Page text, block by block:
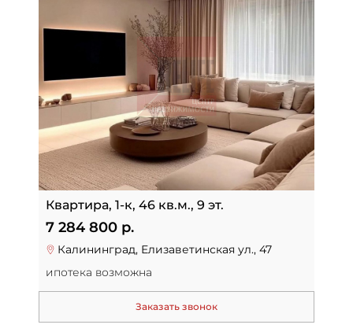
Квартира, 1-к, 46 кв.м., 9 эт.
7 284 800 р.
Калининград, Елизаветинская ул., 47
ипотека возможна
Заказать звонок